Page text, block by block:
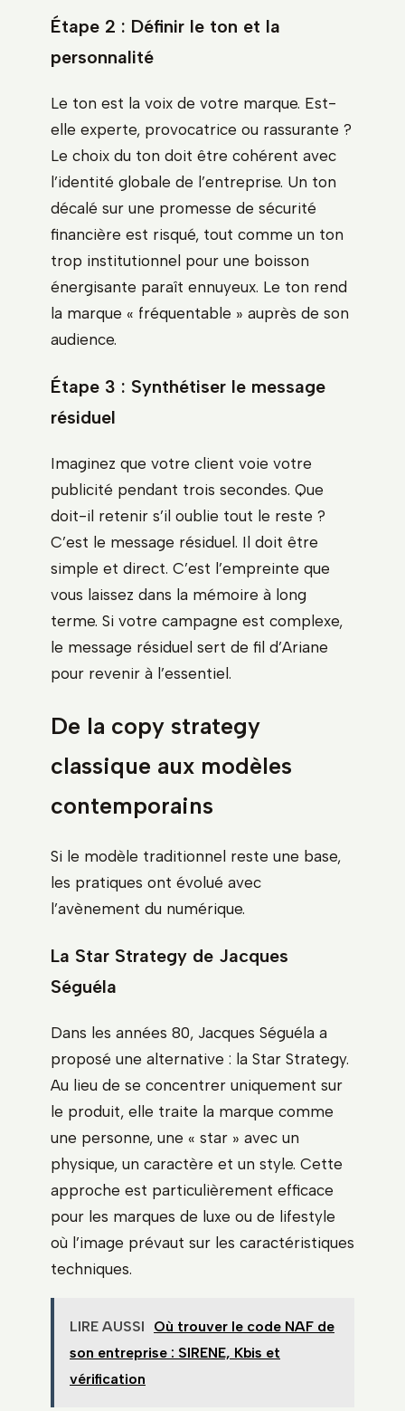
Étape 2 : Définir le ton et la
personnalité
Le ton est la voix de votre marque. Est-
elle experte, provocatrice ou rassurante ?
Le choix du ton doit être cohérent avec
l’identité globale de l’entreprise. Un ton
décalé sur une promesse de sécurité
financière est risqué, tout comme un ton
trop institutionnel pour une boisson
énergisante paraît ennuyeux. Le ton rend
la marque « fréquentable » auprès de son
audience.
Étape 3 : Synthétiser le message
résiduel
Imaginez que votre client voie votre
publicité pendant trois secondes. Que
doit-il retenir s’il oublie tout le reste ?
C’est le message résiduel. Il doit être
simple et direct. C’est l’empreinte que
vous laissez dans la mémoire à long
terme. Si votre campagne est complexe,
le message résiduel sert de fil d’Ariane
pour revenir à l’essentiel.
De la copy strategy
classique aux modèles
contemporains
Si le modèle traditionnel reste une base,
les pratiques ont évolué avec
l’avènement du numérique.
La Star Strategy de Jacques
Séguéla
Dans les années 80, Jacques Séguéla a
proposé une alternative : la Star Strategy.
Au lieu de se concentrer uniquement sur
le produit, elle traite la marque comme
une personne, une « star » avec un
physique, un caractère et un style. Cette
approche est particulièrement efficace
pour les marques de luxe ou de lifestyle
où l’image prévaut sur les caractéristiques
techniques.
LIRE AUSSI
Où trouver le code NAF de
son entreprise : SIRENE, Kbis et
vérification